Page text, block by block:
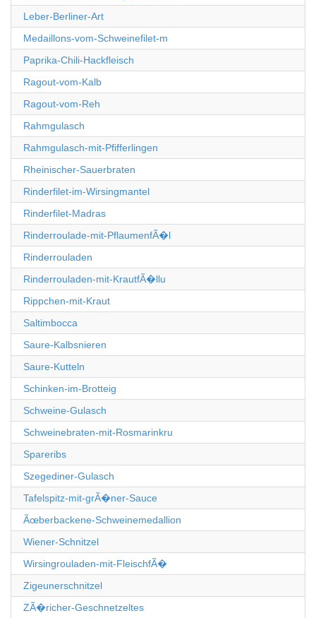
Leber-Berliner-Art
Medaillons-vom-Schweinefilet-m
Paprika-Chili-Hackfleisch
Ragout-vom-Kalb
Ragout-vom-Reh
Rahmgulasch
Rahmgulasch-mit-Pfifferlingen
Rheinischer-Sauerbraten
Rinderfilet-im-Wirsingmantel
Rinderfilet-Madras
Rinderroulade-mit-PflaumenfÃ�l
Rinderrouladen
Rinderrouladen-mit-KrautfÃ�llu
Rippchen-mit-Kraut
Saltimbocca
Saure-Kalbsnieren
Saure-Kutteln
Schinken-im-Brotteig
Schweine-Gulasch
Schweinebraten-mit-Rosmarinkru
Spareribs
Szegediner-Gulasch
Tafelspitz-mit-grÃ�ner-Sauce
Ãœberbackene-Schweinemedallion
Wiener-Schnitzel
Wirsingrouladen-mit-FleischfÃ�
Zigeunerschnitzel
ZÃ�richer-Geschnetzeltes